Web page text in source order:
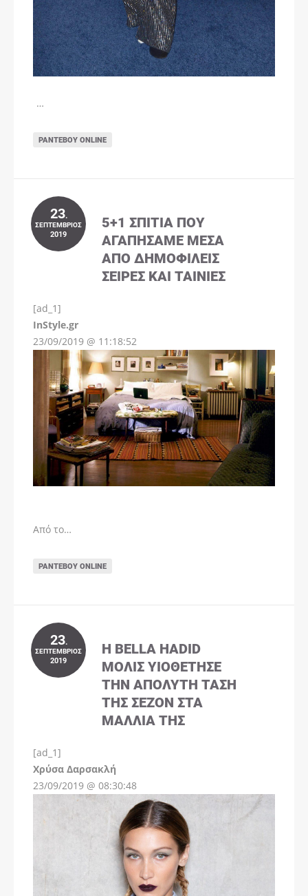
…
ΡΑΝΤΕΒΟΎ ONLINE
23.
ΣΕΠΤΈΜΒΡΙΟΣ
2019
5+1 ΣΠΊΤΙΑ ΠΟΥ
ΑΓΑΠΉΣΑΜΕ ΜΈΣΑ
ΑΠΌ ΔΗΜΟΦΙΛΕΊΣ
ΣΕΙΡΈΣ ΚΑΙ ΤΑΙΝΊΕΣ
[ad_1]
InStyle.gr
23/09/2019 @ 11:18:52
Από το…
ΡΑΝΤΕΒΟΎ ONLINE
23.
ΣΕΠΤΈΜΒΡΙΟΣ
2019
Η BELLA HADID
ΜΌΛΙΣ ΥΙΟΘΈΤΗΣΕ
ΤΗΝ ΑΠΌΛΥΤΗ ΤΆΣΗ
ΤΗΣ ΣΕΖΌΝ ΣΤΑ
ΜΑΛΛΙΆ ΤΗΣ
[ad_1]
Χρύσα Δαρσακλή
23/09/2019 @ 08:30:48